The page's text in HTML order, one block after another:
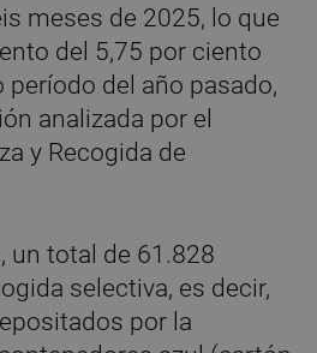
meses de 2025, lo que
del 5,75 por ciento
del año pasado,
analizada por el
y Recogida de
un total de 61.828
selectiva, es decir,
por la